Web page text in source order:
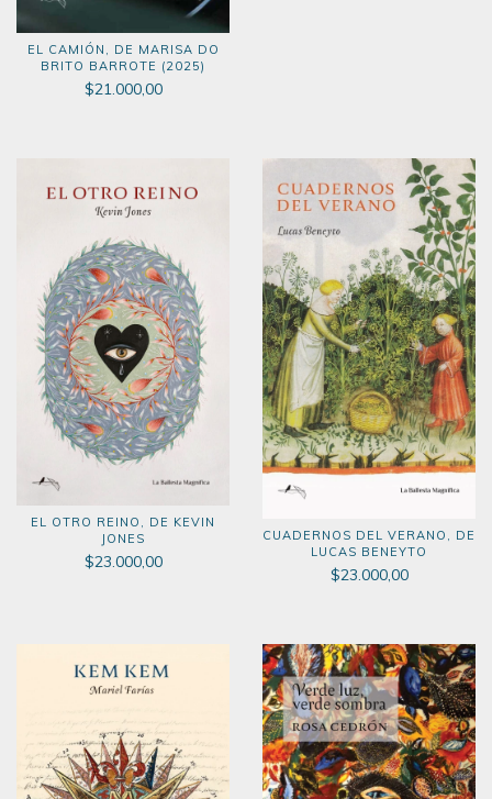
EL CAMIÓN, DE MARISA DO
BRITO BARROTE (2025)
$21.000,00
EL OTRO REINO, DE KEVIN
JONES
$23.000,00
CUADERNOS DEL VERANO, DE
LUCAS BENEYTO
$23.000,00